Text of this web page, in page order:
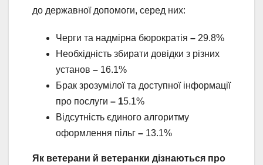
до державної допомоги, серед них:
Черги та надмірна бюрократія – 29.8%
Необхідність збирати довідки з різних
установ – 16.1%
Брак зрозумілої та доступної інформації
про послуги – 15.1%
Відсутність єдиного алгоритму
оформлення пільг – 13.1%
Як ветерани й ветеранки дізнаються про